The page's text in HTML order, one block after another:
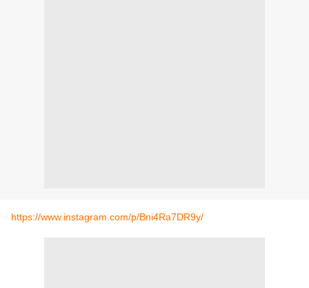
https://www.instagram.com/p/Bni4Ra7DR9y/